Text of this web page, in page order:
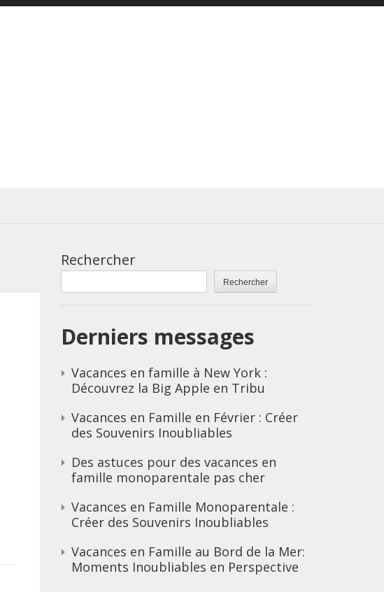
Rechercher
Rechercher
Derniers messages
Vacances en famille à New York :
Découvrez la Big Apple en Tribu
Vacances en Famille en Février : Créer
des Souvenirs Inoubliables
Des astuces pour des vacances en
famille monoparentale pas cher
Vacances en Famille Monoparentale :
Créer des Souvenirs Inoubliables
Vacances en Famille au Bord de la Mer:
Moments Inoubliables en Perspective